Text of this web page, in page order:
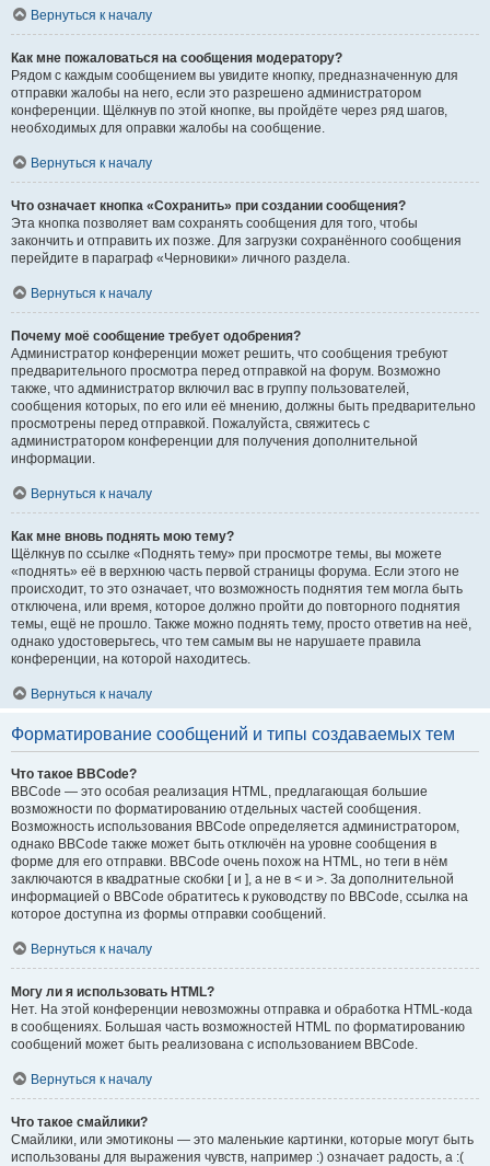
Вернуться к началу
Как мне пожаловаться на сообщения модератору?
Рядом с каждым сообщением вы увидите кнопку, предназначенную для
отправки жалобы на него, если это разрешено администратором
конференции. Щёлкнув по этой кнопке, вы пройдёте через ряд шагов,
необходимых для оправки жалобы на сообщение.
Вернуться к началу
Что означает кнопка «Сохранить» при создании сообщения?
Эта кнопка позволяет вам сохранять сообщения для того, чтобы
закончить и отправить их позже. Для загрузки сохранённого сообщения
перейдите в параграф «Черновики» личного раздела.
Вернуться к началу
Почему моё сообщение требует одобрения?
Администратор конференции может решить, что сообщения требуют
предварительного просмотра перед отправкой на форум. Возможно
также, что администратор включил вас в группу пользователей,
сообщения которых, по его или её мнению, должны быть предварительно
просмотрены перед отправкой. Пожалуйста, свяжитесь с
администратором конференции для получения дополнительной
информации.
Вернуться к началу
Как мне вновь поднять мою тему?
Щёлкнув по ссылке «Поднять тему» при просмотре темы, вы можете
«поднять» её в верхнюю часть первой страницы форума. Если этого не
происходит, то это означает, что возможность поднятия тем могла быть
отключена, или время, которое должно пройти до повторного поднятия
темы, ещё не прошло. Также можно поднять тему, просто ответив на неё,
однако удостоверьтесь, что тем самым вы не нарушаете правила
конференции, на которой находитесь.
Вернуться к началу
Форматирование сообщений и типы создаваемых тем
Что такое BBCode?
BBCode — это особая реализация HTML, предлагающая большие
возможности по форматированию отдельных частей сообщения.
Возможность использования BBCode определяется администратором,
однако BBCode также может быть отключён на уровне сообщения в
форме для его отправки. BBCode очень похож на HTML, но теги в нём
заключаются в квадратные скобки [ и ], а не в < и >. За дополнительной
информацией о BBCode обратитесь к руководству по BBCode, ссылка на
которое доступна из формы отправки сообщений.
Вернуться к началу
Могу ли я использовать HTML?
Нет. На этой конференции невозможны отправка и обработка HTML-кода
в сообщениях. Большая часть возможностей HTML по форматированию
сообщений может быть реализована с использованием BBCode.
Вернуться к началу
Что такое смайлики?
Смайлики, или эмотиконы — это маленькие картинки, которые могут быть
использованы для выражения чувств, например :) означает радость, а :(